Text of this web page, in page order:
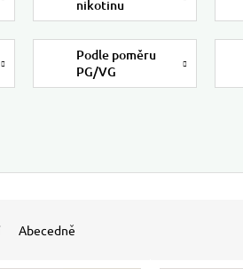
nikotinu
Podle poměru
PG/VG
Abecedně